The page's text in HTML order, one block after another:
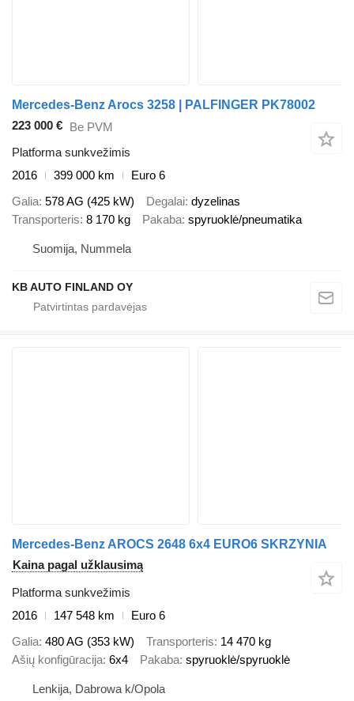
Mercedes-Benz Arocs 3258 | PALFINGER PK78002
223 000 € Be PVM
Platforma sunkvežimis
2016
399 000 km
Euro 6
Galia 578 AG (425 kW) Degalai dyzelinas
Transporteris 8 170 kg Pakaba spyruoklė/pneumatika
Suomija, Nummela
KB AUTO FINLAND OY
Mercedes-Benz AROCS 2648 6x4 EURO6 SKRZYNIA
Kaina pagal užklausimą
Platforma sunkvežimis
2016
147 548 km
Euro 6
Galia 480 AG (353 kW) Transporteris 14 470 kg
Ašių konfigūracija 6x4 Pakaba spyruoklė/spyruoklė
Lenkija, Dabrowa k/Opola